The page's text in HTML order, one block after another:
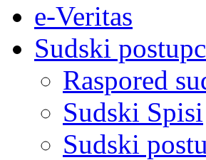
e-Veritas
Sudski
Raspored
Sudski Spisi
Sudski